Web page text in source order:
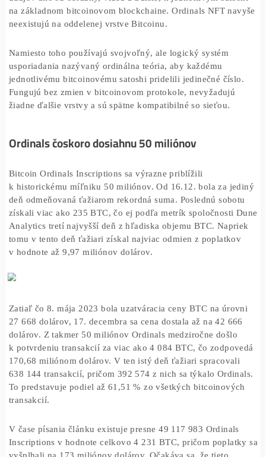
vysvetlíme si čo to vlastne sú Ordinals Inscriptions. Ide
o prostriedok na vytváranie bitcoinového NFT pripojením
na základnom bitcoinovom blockchaine. Ordinals NFT
neexistujú na oddelenej vrstve Bitcoinu.
Namiesto toho používajú svojvoľný, ale logický systém
Fungujú bez zmien v bitcoinovom protokole, nevyžadujú
Ordinals čoskoro dosiahnu 50 miliónov
Bitcoin Ordinals Inscriptions sa výrazne priblížili
k historickému míľniku 50 miliónov. Od 16.12. bola za
získali viac ako 235 BTC, čo ej podľa metrík spoločnosti
tomu v tento deň ťažiari získal najviac odmien z
v hodnote až 9,97 miliónov dolárov.
Zatiaľ čo 8. mája 2023 bola uzatváracia ceny BTC na
k potvrdeniu transakcií za viac ako 4 084 BTC, čo
170,68 miliónom dolárov. V ten istý deň ťažiari